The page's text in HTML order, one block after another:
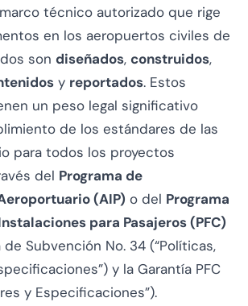
técnico autorizado que rige
en los aeropuertos civiles de
son diseñados, construidos,
y reportados. Estos
un peso legal significativo
de los estándares de las
para todos los proyectos
del Programa de
(AIP) o del Programa
para Pasajeros (PFC)
Subvención No. 34 (“Políticas,
y la Garantía PFC
y Especificaciones”).